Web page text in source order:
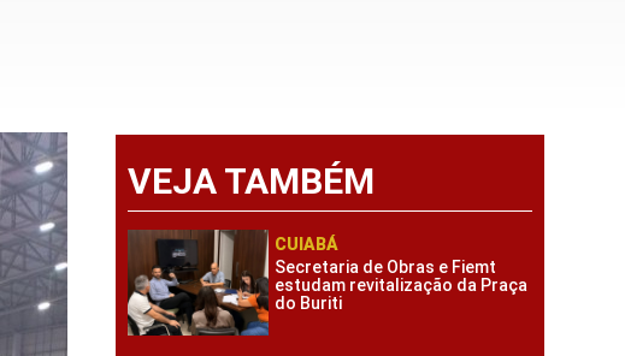
VEJA TAMBÉM
CUIABÁ
Secretaria de Obras e Fiemt
estudam revitalização da Praça
do Buriti